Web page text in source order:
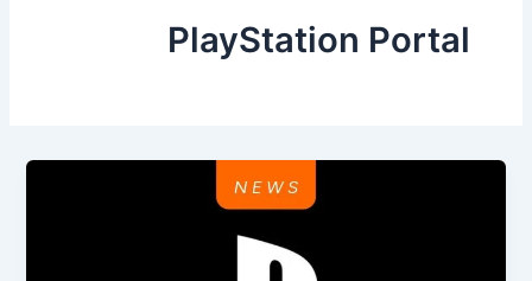
PlayStation Portal